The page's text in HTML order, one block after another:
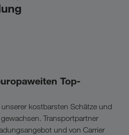
Top-
kostbarsten Schätze und
Transportpartner
und von Carrier